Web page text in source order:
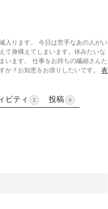
入ります。 今日は苦手なあの人がい
て身構えてしまいます。休みたいな
います。 仕事をお持ちの繊細さんた
か？お知恵をお借りしたいです。 表
ビティ 1 投稿 4